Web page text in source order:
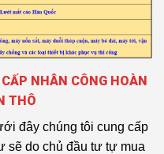
NHÂN CÔNG HOÀN
THÔ
đây chúng tôi cung cấp
sẽ do chủ đầu tư tự mua